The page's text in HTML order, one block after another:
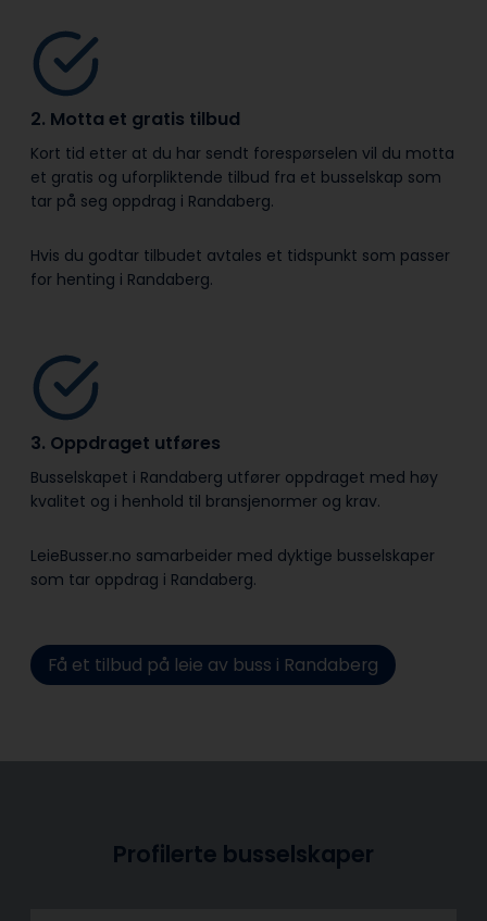
2. Motta et gratis tilbud
Kort tid etter at du har sendt forespørselen vil du motta
et gratis og uforpliktende tilbud fra et busselskap som
tar på seg oppdrag i Randaberg.
Hvis du godtar tilbudet avtales et tidspunkt som passer
for henting i Randaberg.
3. Oppdraget utføres
Busselskapet i Randaberg utfører oppdraget med høy
kvalitet og i henhold til bransje­normer og krav.
LeieBusser.no samarbeider med dyktige busselskaper
som tar oppdrag i Randaberg.
Få et tilbud på leie av buss i Randaberg
Profilerte busselskaper